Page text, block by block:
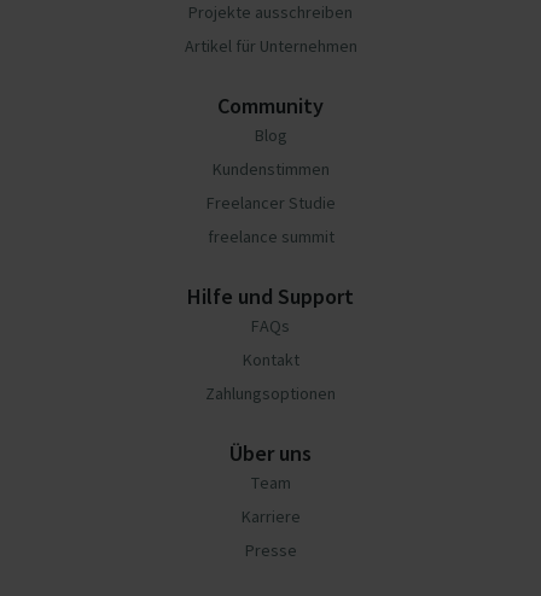
Projekte ausschreiben
Artikel für Unternehmen
Community
Blog
Kundenstimmen
Freelancer Studie
freelance summit
Hilfe und Support
FAQs
Kontakt
Zahlungsoptionen
Über uns
Team
Karriere
Presse